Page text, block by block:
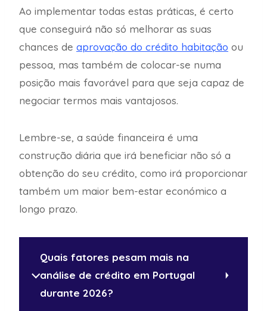
Ao implementar todas estas práticas, é certo
que conseguirá não só melhorar as suas
chances de aprovação do crédito habitação ou
pessoa, mas também de colocar-se numa
posição mais favorável para que seja capaz de
negociar termos mais vantajosos.
Lembre-se, a saúde financeira é uma
construção diária que irá beneficiar não só a
obtenção do seu crédito, como irá proporcionar
também um maior bem-estar económico a
longo prazo.
Quais fatores pesam mais na
análise de crédito em Portugal
durante 2026?